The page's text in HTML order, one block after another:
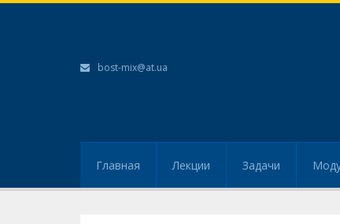
bost-mix@at.ua
Главная Лекции Задачи